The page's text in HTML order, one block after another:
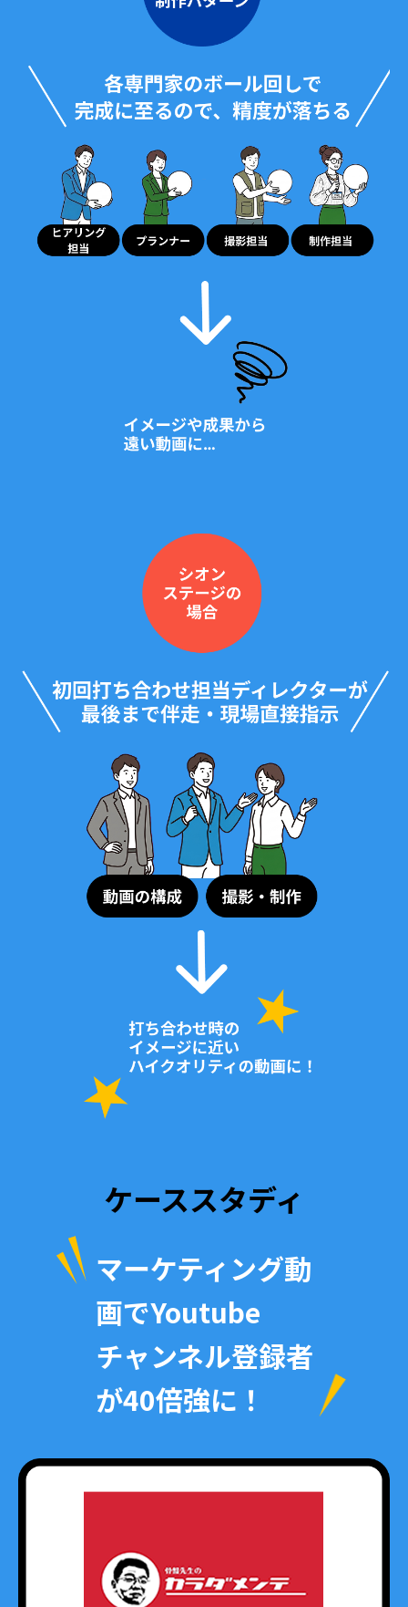
ケーススタディ
マーケティング動
画でYoutube
チャンネル登録者
が40倍強に！